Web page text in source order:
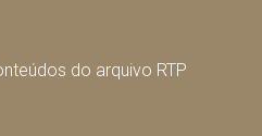
do arquivo RTP